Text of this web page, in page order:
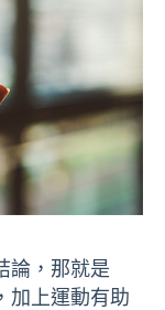
論，那就是
加上運動有助